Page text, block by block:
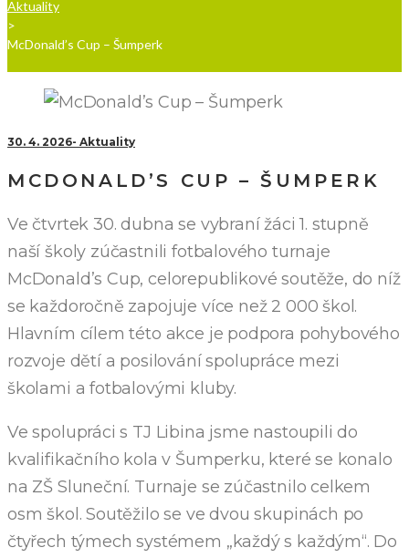
Aktuality
>
McDonald’s Cup – Šumperk
30. 4. 2026 Aktuality
MCDONALD’S CUP – ŠUMPERK
Ve čtvrtek 30. dubna se vybraní žáci 1. stupně
naší školy zúčastnili fotbalového turnaje
McDonald’s Cup, celorepublikové soutěže, do níž
se každoročně zapojuje více než 2 000 škol.
Hlavním cílem této akce je podpora pohybového
rozvoje dětí a posilování spolupráce mezi
školami a fotbalovými kluby.
Ve spolupráci s TJ Libina jsme nastoupili do
kvalifikačního kola v Šumperku, které se konalo
na ZŠ Sluneční. Turnaje se zúčastnilo celkem
osm škol. Soutěžilo se ve dvou skupinách po
čtyřech týmech systémem „každý s každým“. Do